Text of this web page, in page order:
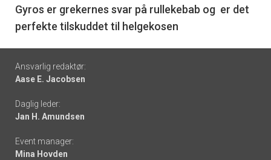
6
Gyros er grekernes svar på rullekebab og er det
perfekte tilskuddet til helgekosen
Footer
-
links
Ansvarlig redaktør:
Aase E. Jacobsen
Daglig leder:
Jan H. Amundsen
Event manager:
Mina Hovden